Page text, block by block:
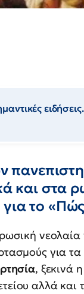
και στα
για το
νεολαία
για τα
, ξεκινά
αλλά και